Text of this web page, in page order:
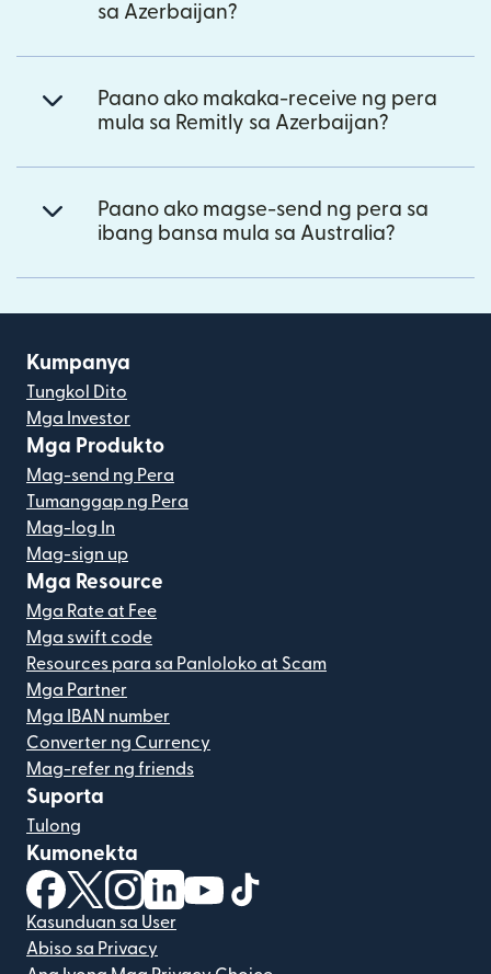
sa Azerbaijan?
Paano ako makaka-receive ng pera
mula sa Remitly sa Azerbaijan?
Paano ako magse-send ng pera sa
ibang bansa mula sa Australia?
Kumpanya
Tungkol Dito
Mga Investor
Mga Produkto
Mag-send ng Pera
Tumanggap ng Pera
Mag-log In
Mag-sign up
Mga Resource
Mga Rate at Fee
Mga swift code
Resources para sa Panloloko at Scam
Mga Partner
Mga IBAN number
Converter ng Currency
Mag-refer ng friends
Suporta
Tulong
Kumonekta
(bubukas sa bagong window)
(bubukas sa bagong window)
(bubukas sa bagong window)
(bubukas sa bagong window)
(bubukas sa bagong window)
Kasunduan sa User
Abiso sa Privacy